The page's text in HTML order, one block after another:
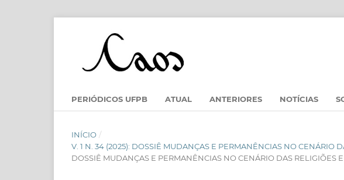
PERIÓDICOS UFPB ATUAL ANTERIORES NOTÍCIAS
INÍCIO /
V. 1 N. 34 (2025): DOSSIÊ MUDANÇAS E PERMANÊNCIAS NO CENÁRIO
DOSSIÊ MUDANÇAS E PERMANÊNCIAS NO CENÁRIO DAS RELIGIÕES